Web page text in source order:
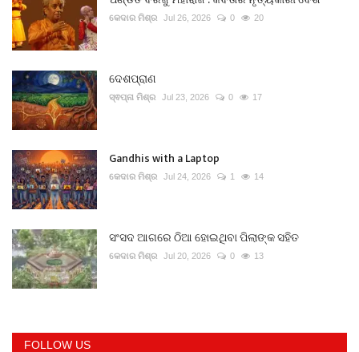
କେଦାର ମିଶ୍ର Jul 26, 2026 0 20
ଦେଶପ୍ରାଣ
ସ୍ଵପ୍ନା ମିଶ୍ର Jul 23, 2026 0 17
Gandhis with a Laptop
କେଦାର ମିଶ୍ର Jul 24, 2026 1 14
ସଂସଦ ଆଗରେ ଠିଆ ହୋଇଥିବା ପିଲାଙ୍କ ସହିତ
କେଦାର ମିଶ୍ର Jul 20, 2026 0 13
FOLLOW US